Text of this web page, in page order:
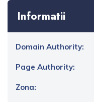
Informatii
Domain Authority:
Page Authority:
Zona: